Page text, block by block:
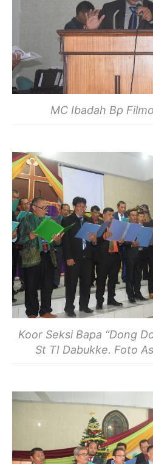
MC Ibadah Bp
Koor Seksi Bapa “Dong
St TI Dabukke. Foto